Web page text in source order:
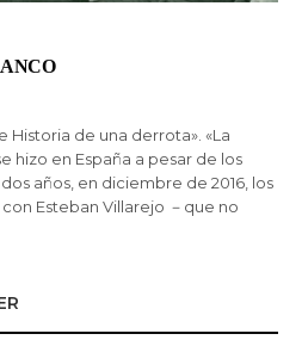
Historia de una derrota». «La
hizo en España a pesar de los
años, en diciembre de 2016, los
Esteban Villarejo －que no